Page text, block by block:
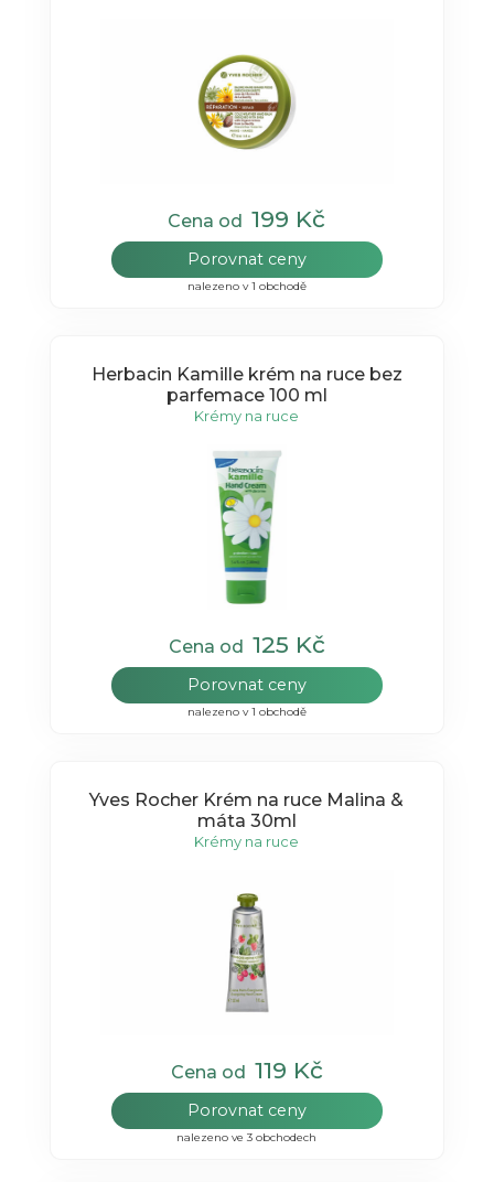
Cena od 199 Kč
Porovnat ceny
nalezeno v 1 obchodě
Herbacin Kamille krém na ruce bez
parfemace 100 ml
Krémy na ruce
Cena od 125 Kč
Porovnat ceny
nalezeno v 1 obchodě
Yves Rocher Krém na ruce Malina &
máta 30ml
Krémy na ruce
Cena od 119 Kč
Porovnat ceny
nalezeno ve 3 obchodech